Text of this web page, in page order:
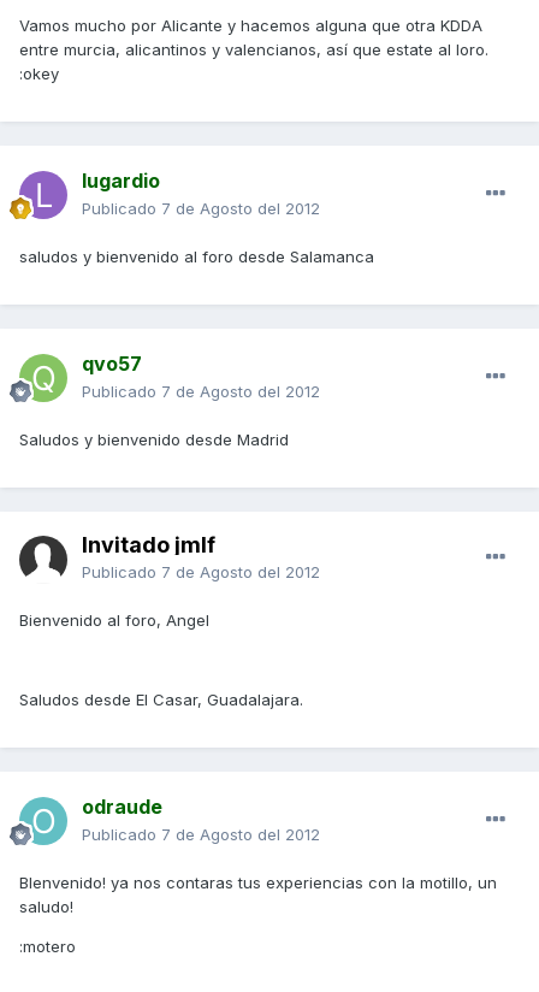
Vamos mucho por Alicante y hacemos alguna que otra KDDA
entre murcia, alicantinos y valencianos, así que estate al loro.
:okey
lugardio
Publicado 7 de Agosto del 2012
saludos y bienvenido al foro desde Salamanca
qvo57
Publicado 7 de Agosto del 2012
Saludos y bienvenido desde Madrid
Invitado jmlf
Publicado 7 de Agosto del 2012
Bienvenido al foro, Angel
Saludos desde El Casar, Guadalajara.
odraude
Publicado 7 de Agosto del 2012
BIenvenido! ya nos contaras tus experiencias con la motillo, un
saludo!
:motero